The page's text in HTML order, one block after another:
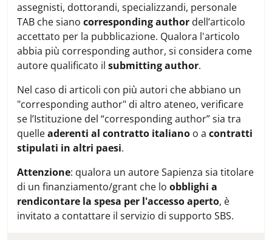
assegnisti, dottorandi, specializzandi, personale
TAB che siano corresponding author dell’articolo
accettato per la pubblicazione. Qualora l'articolo
abbia più corresponding author, si considera come
autore qualificato il submitting author.
Nel caso di articoli con più autori che abbiano un
"corresponding author" di altro ateneo, verificare
se l’Istituzione del “corresponding author” sia tra
quelleaderenti al contratto italiano o a contratti
stipulati in altri paesi.
Attenzione: qualora un autore Sapienza sia titolare
di un finanziamento/grant che lo obblighi a
rendicontare la spesa per l'accesso aperto, è
invitato a contattare il servizio di supporto SBS.